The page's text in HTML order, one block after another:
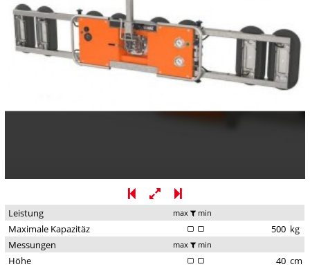
Leistung max min
Maximale Kapazitäz 500 kg
Messungen
max min
Höhe 40 cm